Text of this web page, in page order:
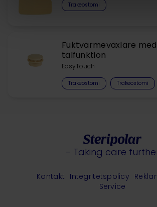
Trakeostomi
Fuktvärmeväxlare
talfunktion
EasyTouch
Trakeostomi Trakeostomi
– Taking care
Kontakt Integritetspolicy
Service